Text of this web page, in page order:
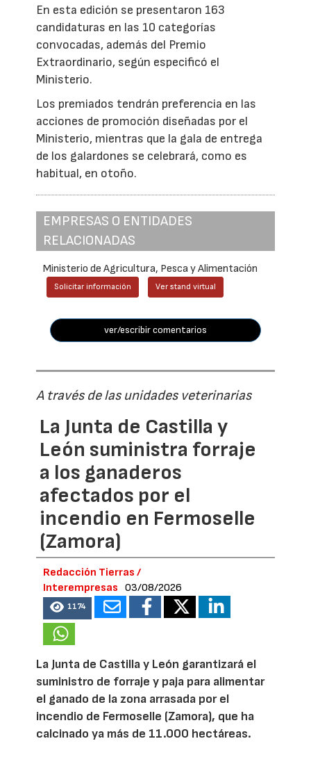
En esta edición se presentaron 163
candidaturas en las 10 categorías
convocadas, además del Premio
Extraordinario, según especificó el
Ministerio.
Los premiados tendrán preferencia en las
acciones de promoción diseñadas por el
Ministerio, mientras que la gala de entrega
de los galardones se celebrará, como es
habitual, en otoño.
EMPRESAS O ENTIDADES
RELACIONADAS
Ministerio de Agricultura, Pesca y Alimentación
Solicitar información Ver stand virtual
ver/escribir comentarios
A través de las unidades veterinarias
La Junta de Castilla y
León suministra forraje
a los ganaderos
afectados por el
incendio en Fermoselle
(Zamora)
Redacción Tierras /
Interempresas
03/08/2026
1174
La Junta de Castilla y León garantizará el
suministro de forraje y paja para alimentar
el ganado de la zona arrasada por el
incendio de Fermoselle (Zamora), que ha
calcinado ya más de 11.000 hectáreas.